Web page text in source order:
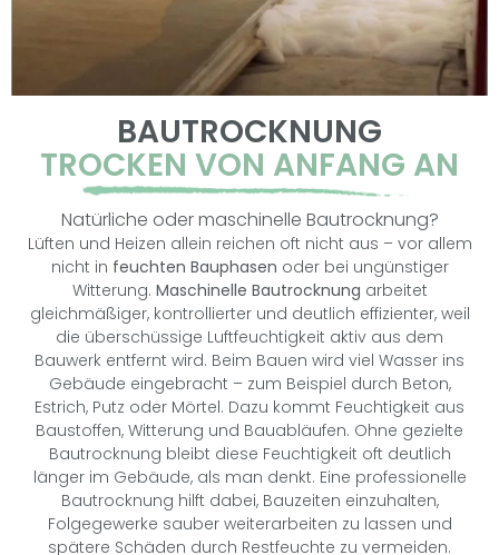
BAUTROCKNUNG
TROCKEN VON ANFANG AN
Natürliche oder maschinelle Bautrocknung?
Lüften und Heizen allein reichen oft nicht aus – vor allem
nicht in feuchten Bauphasen oder bei ungünstiger
Witterung. Maschinelle Bautrocknung arbeitet
gleichmäßiger, kontrollierter und deutlich effizienter, weil
die überschüssige Luftfeuchtigkeit aktiv aus dem
Bauwerk entfernt wird. Beim Bauen wird viel Wasser ins
Gebäude eingebracht – zum Beispiel durch Beton,
Estrich, Putz oder Mörtel. Dazu kommt Feuchtigkeit aus
Baustoffen, Witterung und Bauabläufen. Ohne gezielte
Bautrocknung bleibt diese Feuchtigkeit oft deutlich
länger im Gebäude, als man denkt. Eine professionelle
Bautrocknung hilft dabei, Bauzeiten einzuhalten,
Folgegewerke sauber weiterarbeiten zu lassen und
spätere Schäden durch Restfeuchte zu vermeiden.